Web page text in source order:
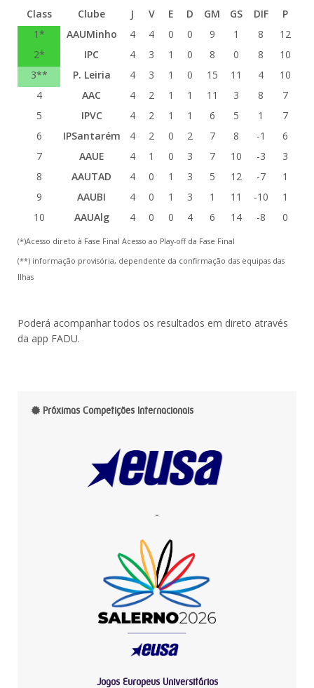
Class Clube J V E D GM GS DIF
P
1*
AAUMinho 4 4 0 0 9 1 8
12
2*
IPC 4 3 1 0 8 0 8
10
3**
P. Leiria 4 3 1 0 15 11 4
10
4
AAC 4 2 1 1 11 3 8
7
5
IPVC 4 2 1 1 6 5 1
7
6
IPSantarém 4 2 0 2 7 8 -1
6
7
AAUE 4 1 0 3 7 10 -3
3
8
AAUTAD 4 0 1 3 5 12 -7
1
9
AAUBI 4 0 1 3 1 11 -10
1
10
AAUAlg 4 0 0 4 6 14 -8 0
(*)Acesso direto à Fase Final Acesso ao Play-off da Fase Final
(**) informação provisória, dependente da confirmação das equipas das
Ilhas
Poderá acompanhar todos os resultados em direto através
da app FADU.
Próximas Competições Internacionais
-
Jogos Europeus Universitários